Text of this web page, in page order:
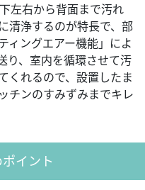
左右から背面まで汚れ
清浄するのが特長で、部
ィングエアー機能」によ
り、室内を循環させて汚
くれるので、設置したま
チンのすみずみまでキレ
イント